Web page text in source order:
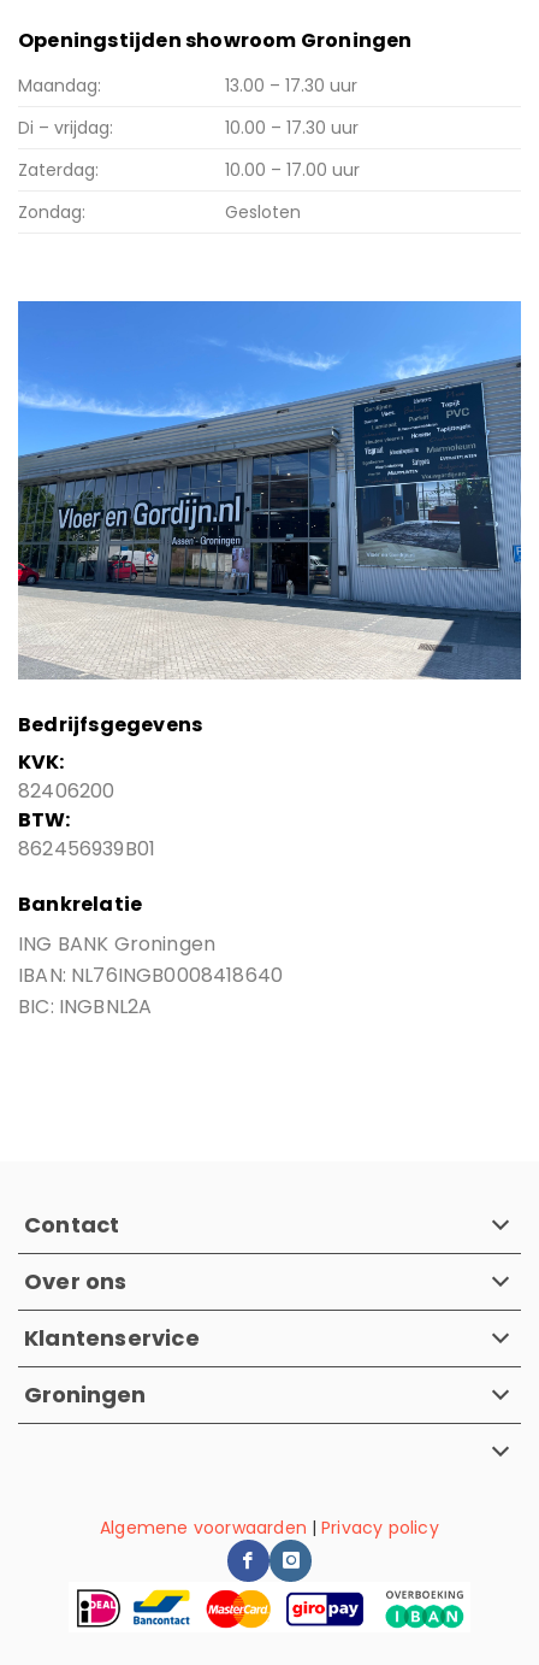
Openingstijden showroom Groningen
Maandag:
13.00 – 17.30 uur
Di – vrijdag:
10.00 – 17.30 uur
Zaterdag:
10.00 – 17.00 uur
Zondag:
Gesloten
Bedrijfsgegevens
KVK:
82406200
BTW:
862456939B01
Bankrelatie
ING BANK Groningen
IBAN: NL76INGB0008418640
BIC: INGBNL2A
Contact
Over ons
Klantenservice
Groningen
Algemene voorwaarden |Privacy policy